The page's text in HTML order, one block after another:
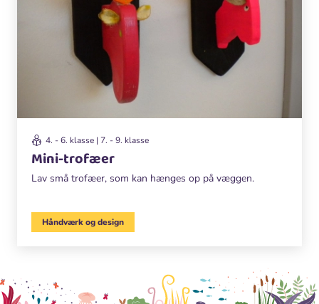
4. - 6. klasse | 7. - 9. klasse
Mini-trofæer
Lav små trofæer, som kan hænges op på væggen.
Håndværk og design